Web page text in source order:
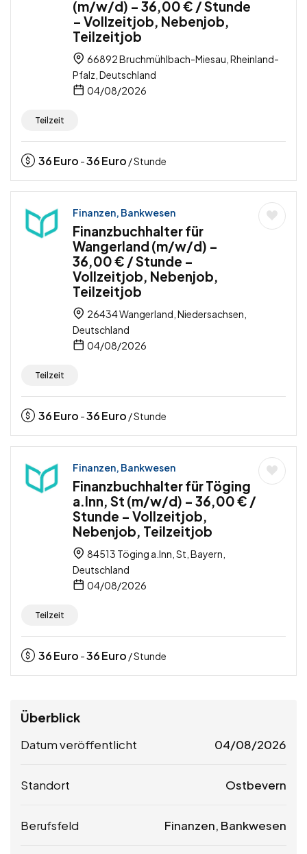
(m/w/d) – 36,00 € / Stunde
– Vollzeitjob, Nebenjob,
Teilzeitjob
66892 Bruchmühlbach-Miesau, Rheinland-
Pfalz, Deutschland
04/08/2026
Teilzeit
36Euro -36Euro / Stunde
Finanzen, Bankwesen
Finanzbuchhalter für
Wangerland (m/w/d) –
36,00 € / Stunde –
Vollzeitjob, Nebenjob,
Teilzeitjob
26434 Wangerland, Niedersachsen,
Deutschland
04/08/2026
Teilzeit
36Euro -36Euro / Stunde
Finanzen, Bankwesen
Finanzbuchhalter für Töging
a.Inn, St (m/w/d) – 36,00 € /
Stunde – Vollzeitjob,
Nebenjob, Teilzeitjob
84513 Töging a.Inn, St, Bayern,
Deutschland
04/08/2026
Teilzeit
36Euro -36Euro / Stunde
Überblick
Datum veröffentlicht 04/08/2026
Standort Ostbevern
Berufsfeld Finanzen, Bankwesen